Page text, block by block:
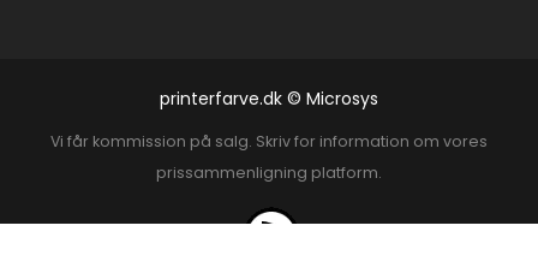
printerfarve.dk © Microsys
Vi får kommission på salg. Skriv for information om vores
prissammenligning platform.